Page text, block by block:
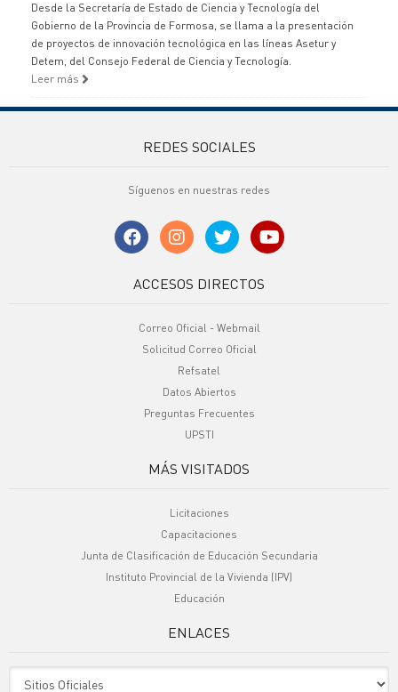
Desde la Secretaría de Estado de Ciencia y Tecnología del
Gobierno de la Provincia de Formosa, se llama a la presentación
de proyectos de innovación tecnológica en las líneas Asetur y
Detem, del Consejo Federal de Ciencia y Tecnología.
Leer más
REDES SOCIALES
Síguenos en nuestras redes
ACCESOS DIRECTOS
Correo Oficial - Webmail
Solicitud Correo Oficial
Refsatel
Datos Abiertos
Preguntas Frecuentes
UPSTI
MÁS VISITADOS
Licitaciones
Capacitaciones
Junta de Clasificación de Educación Secundaria
Instituto Provincial de la Vivienda (IPV)
Educación
ENLACES